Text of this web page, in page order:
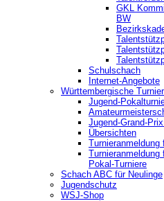
GKL
BW
Schulschach
Internet-Angebote
Württembergische
Jugend-
Jugend-Grand-
Übersichten
Pokal-Turniere
Schach ABC für Neulinge
Jugendschutz
WSJ-Shop